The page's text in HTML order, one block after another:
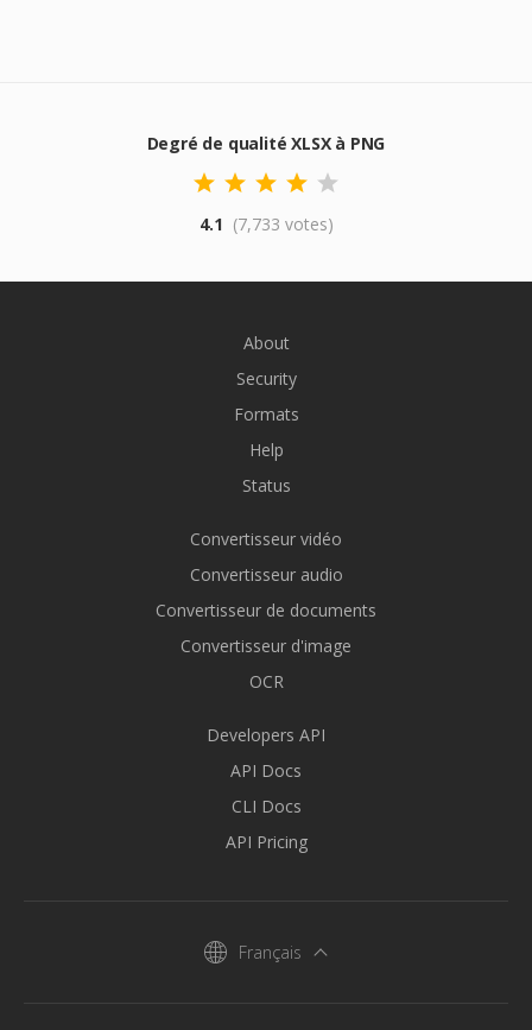
Degré de qualité XLSX à PNG
4.1 (7,733 votes)
About
Security
Formats
Help
Status
Convertisseur vidéo
Convertisseur audio
Convertisseur de documents
Convertisseur d'image
OCR
Developers API
API Docs
CLI Docs
API Pricing
Français